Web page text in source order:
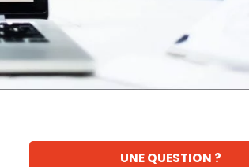
UNE QUESTION ?